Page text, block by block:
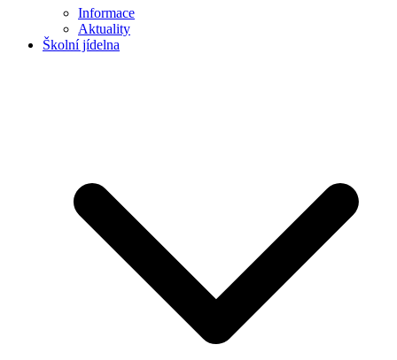
Informace
Aktuality
Školní jídelna